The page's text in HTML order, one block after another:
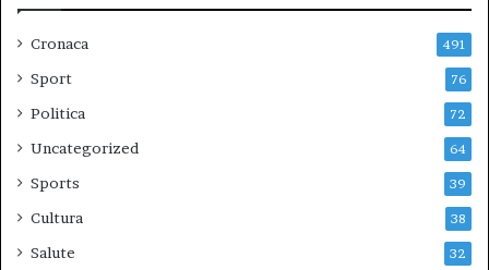
Cronaca 491
Sport 76
Politica 72
Uncategorized 64
Sports 39
Cultura 38
Salute 32